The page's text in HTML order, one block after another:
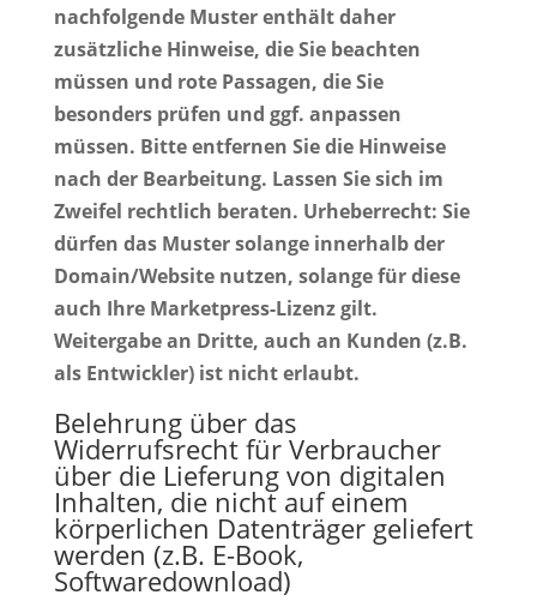
nachfolgende Muster enthält daher
zusätzliche Hinweise, die Sie beachten
müssen und rote Passagen, die Sie
besonders prüfen und ggf. anpassen
müssen. Bitte entfernen Sie die Hinweise
nach der Bearbeitung. Lassen Sie sich im
Zweifel rechtlich beraten. Urheberrecht: Sie
dürfen das Muster solange innerhalb der
Domain/Website nutzen, solange für diese
auch Ihre Marketpress-Lizenz gilt.
Weitergabe an Dritte, auch an Kunden (z.B.
als Entwickler) ist nicht erlaubt.
Belehrung über das
Widerrufsrecht für Verbraucher
über die Lieferung von digitalen
Inhalten, die nicht auf einem
körperlichen Datenträger geliefert
werden (z.B. E-Book,
Softwaredownload)